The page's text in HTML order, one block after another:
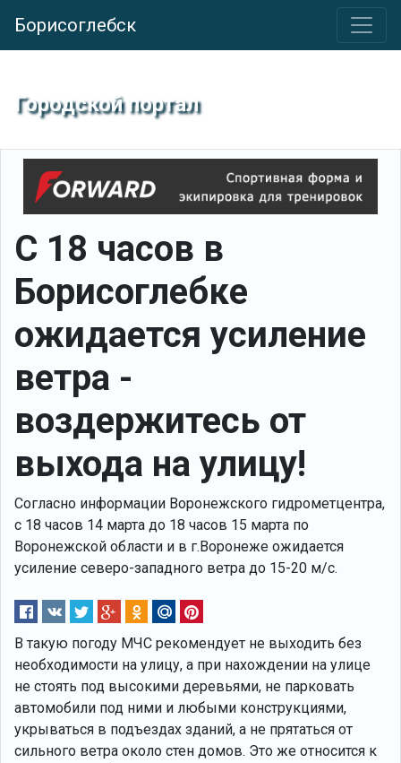
Борисоглебск
Городской портал
С 18 часов в
Борисоглебке
ожидается усиление
ветра -
воздержитесь от
выхода на улицу!
Согласно информации Воронежского гидрометцентра,
с 18 часов 14 марта до 18 часов 15 марта по
Воронежской области и в г.Воронеже ожидается
усиление северо-западного ветра до 15-20 м/с.
В такую погоду МЧС рекомендует не выходить без
необходимости на улицу, а при нахождении на улице
не стоять под высокими деревьями, не парковать
автомобили под ними и любыми конструкциями,
укрываться в подъездах зданий, а не прятаться от
сильного ветра около стен домов. Это же относится к